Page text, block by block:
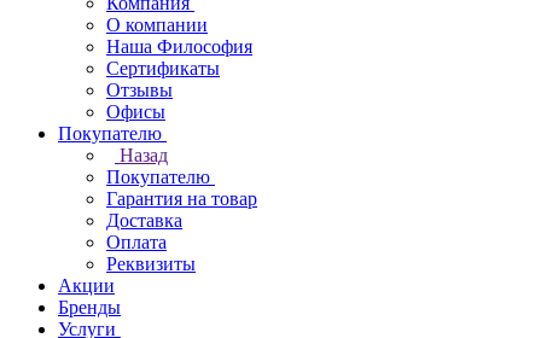
О компании
Наша Философия
Сертификаты
Отзывы
Офисы
Покупателю
Назад
Покупателю
Гарантия на товар
Доставка
Оплата
Реквизиты
Акции
Бренды
Услуги